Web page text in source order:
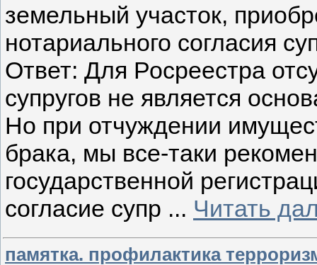
земельный участок,
нотариального согласия
Ответ: Для Росреестра
супругов не является
Но при отчуждении
брака, мы все-таки
государственной
согласие супр ... Читать
памятка. профилактика